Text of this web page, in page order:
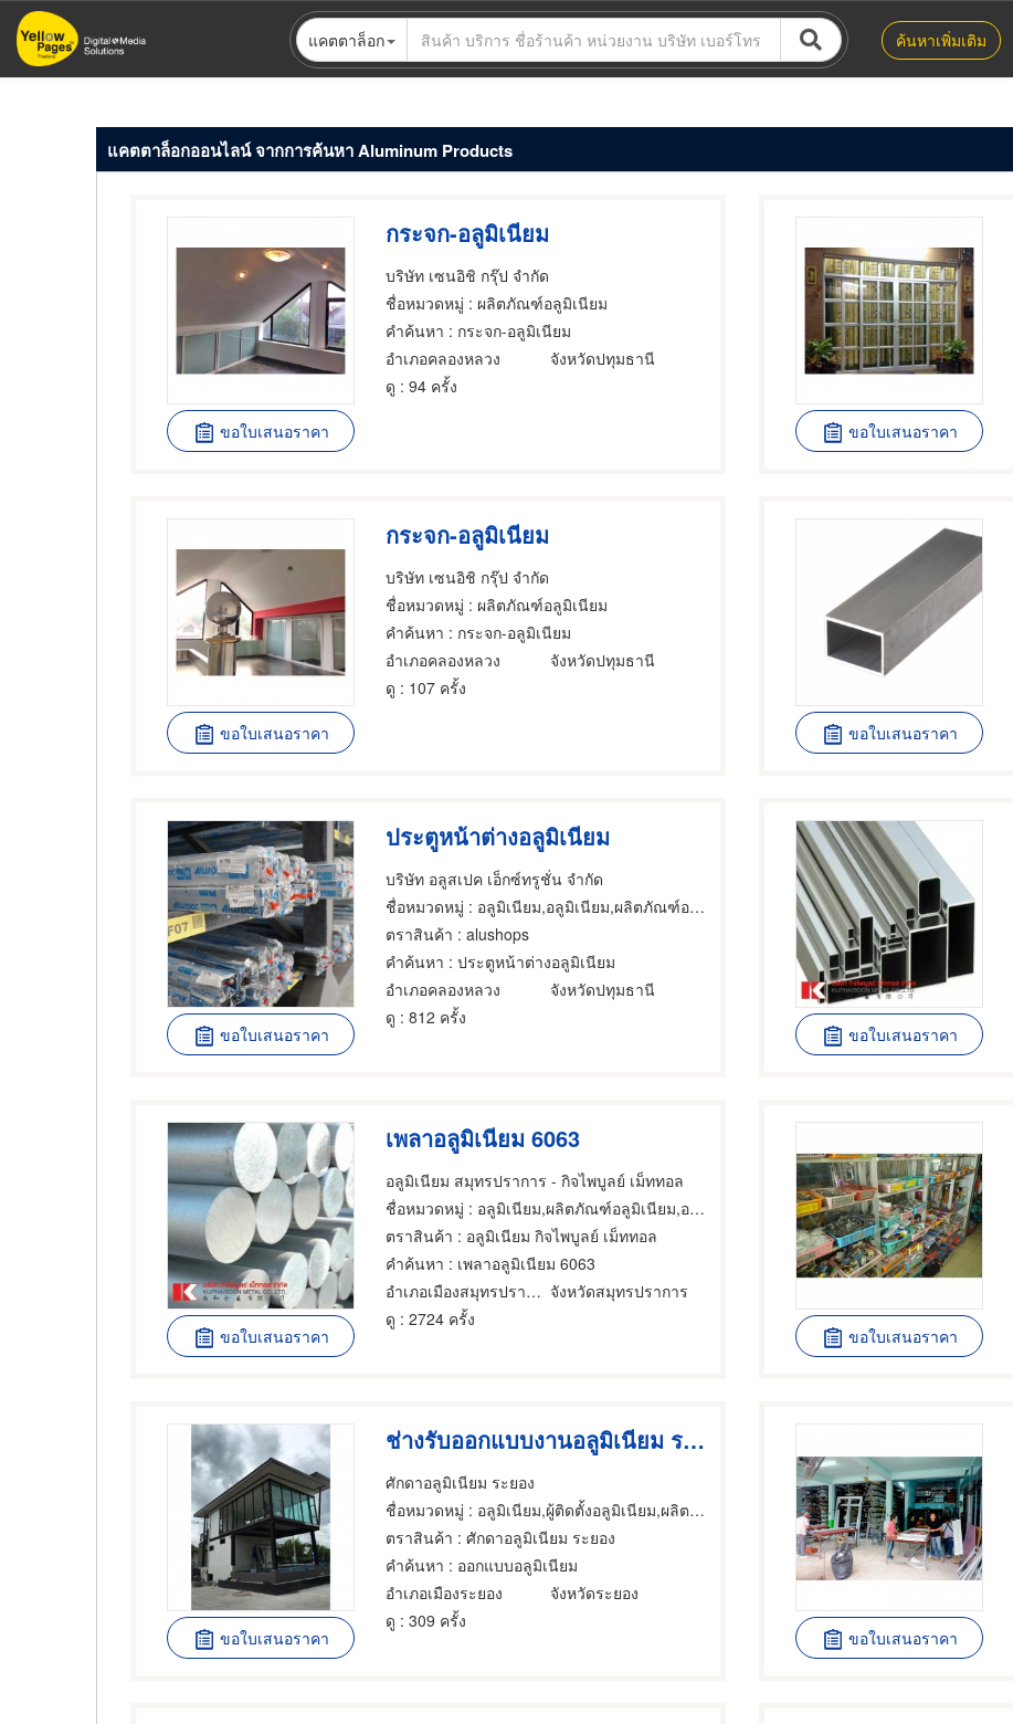
ข้าม
ไป
แคตตาล็อก ค้นหาเพิ่มเติม
แคตตาล็อกออนไลน์ จากการค้นหา Aluminum Products
ขอใบเสนอราคา
กระจก-อลูมิเนียม
บริษัท เซนอิชิ กรุ๊ป จำกัด
ชื่อหมวดหมู่ : ผลิตภัณฑ์อลูมิเนียม
คำค้นหา : กระจก-อลูมิเนียม
อำเภอคลองหลวง
จังหวัดปทุมธานี
ดู : 94 ครั้ง
ขอใบเสนอราคา
ขอใบเสนอราคา
กระจก-อลูมิเนียม
บริษัท เซนอิชิ กรุ๊ป จำกัด
ชื่อหมวดหมู่ : ผลิตภัณฑ์อลูมิเนียม
คำค้นหา : กระจก-อลูมิเนียม
อำเภอคลองหลวง
จังหวัดปทุมธานี
ดู : 107 ครั้ง
ขอใบเสนอราคา
ขอใบเสนอราคา
ประตูหน้าต่างอลูมิเนียม
บริษัท อลูสเปค เอ็กซ์ทรูชั่น จำกัด
ชื่อหมวดหมู่ : อลูมิเนียม,อลูมิเนียม,ผลิตภัณฑ์อลูมิเนียม
ตราสินค้า : alushops
คำค้นหา : ประตูหน้าต่างอลูมิเนียม
อำเภอคลองหลวง
จังหวัดปทุมธานี
ดู : 812 ครั้ง
ขอใบเสนอราคา
ขอใบเสนอราคา
เพลาอลูมิเนียม 6063
อลูมิเนียม สมุทรปราการ - กิจไพบูลย์ เม็ททอล
ชื่อหมวดหมู่ : อลูมิเนียม,ผลิตภัณฑ์อลูมิเนียม,อลูมิเนียม
ตราสินค้า : อลูมิเนียม กิจไพบูลย์ เม็ททอล
คำค้นหา : เพลาอลูมิเนียม 6063
อำเภอเมืองสมุทรปราการ จังหวัดสมุทรปราการ
ดู : 2724 ครั้ง
ขอใบเสนอราคา
ขอใบเสนอราคา
ช่างรับออกแบบงานอลูมิเนียม ระยอง
ศักดาอลูมิเนียม ระยอง
ชื่อหมวดหมู่ : อลูมิเนียม,ผู้ติดตั้งอลูมิเนียม,ผลิตภัณฑ์อลูมิเนียม
ตราสินค้า : ศักดาอลูมิเนียม ระยอง
คำค้นหา : ออกแบบอลูมิเนียม
อำเภอเมืองระยอง
จังหวัดระยอง
ดู : 309 ครั้ง
ขอใบเสนอราคา